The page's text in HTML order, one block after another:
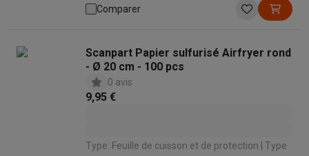
Comparer
Scanpart Papier sulfurisé Airfryer rond
- Ø 20 cm - 100 pcs
0 avis
9,95 €
Type: Feuille de cuisson et de protection | Type